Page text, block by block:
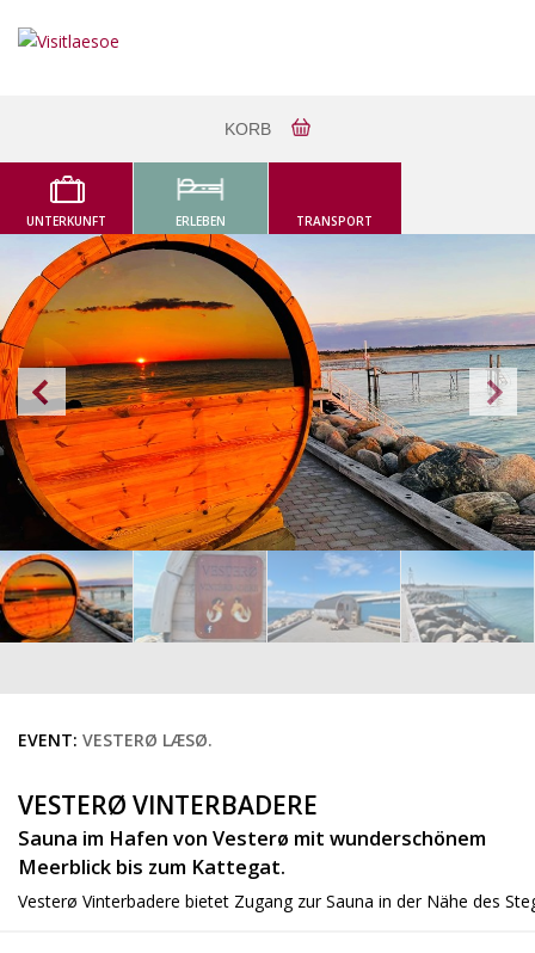
KORB
UNTERKUNFT ERLEBEN TRANSPORT
EVENT: VESTERØ LÆSØ.
VESTERØ VINTERBADERE
Sauna im Hafen von Vesterø mit wunderschönem
Meerblick bis zum Kattegat.
Vesterø Vinterbadere bietet Zugang zur Sauna in der Nähe des